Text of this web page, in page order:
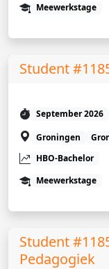
Meewerkstage
Student
September 2026
Groningen
HBO-Bachelor
Meewerkstage
Student
Pedagogiek